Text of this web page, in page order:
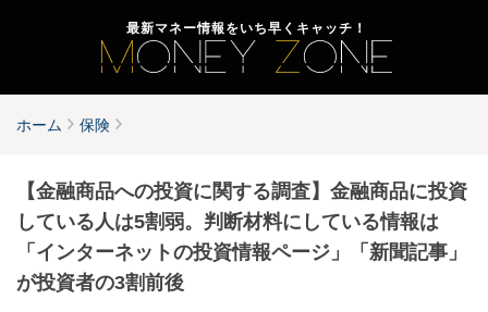
最新マネー情報をいち早くキャッチ！
ホーム 保険
【金融商品への投資に関する調査】金融商品に投資
している人は5割弱。判断材料にしている情報は
「インターネットの投資情報ページ」「新聞記事」
が投資者の3割前後